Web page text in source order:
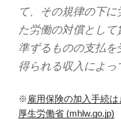
て、その規律の下
た労働の対償とし
準ずるものの支払
得られる収入によっ
※ 雇用保険の加入手続
厚生労働省 (mhlw.go.jp)